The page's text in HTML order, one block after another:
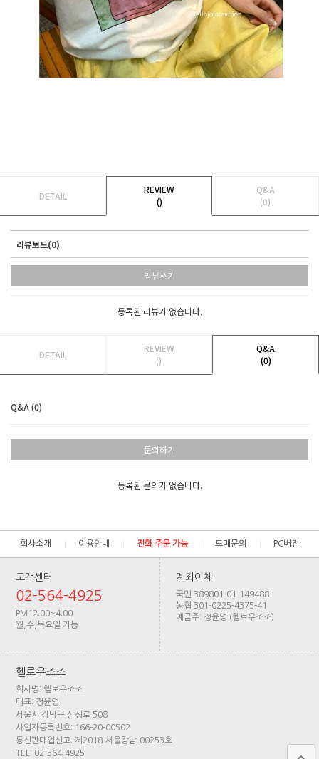
DETAIL
REVIEW
()
Q&A
(0)
리뷰보드(0)
리뷰쓰기
등록된 리뷰가 없습니다.
DETAIL
REVIEW
()
Q&A
(0)
Q&A (0)
문의하기
등록된 문의가 없습니다.
회사소개 이용안내 전화 주문 가능 도매문의 PC버전
고객센터
02-564-4925
PM12:00~4:00
월,수,목요일 가능
계좌이체
국민 389801-01-149488
농협 301-0225-4375-41
예금주: 정윤영 (헬로우조조)
헬로우조조
회사명: 헬로우조조
대표: 정윤영
서울시 강남구 삼성로 508
사업자등록번호: 166-20-00502
통신판매업신고: 제2018-서울강남-00253호
TEL: 02-564-4925